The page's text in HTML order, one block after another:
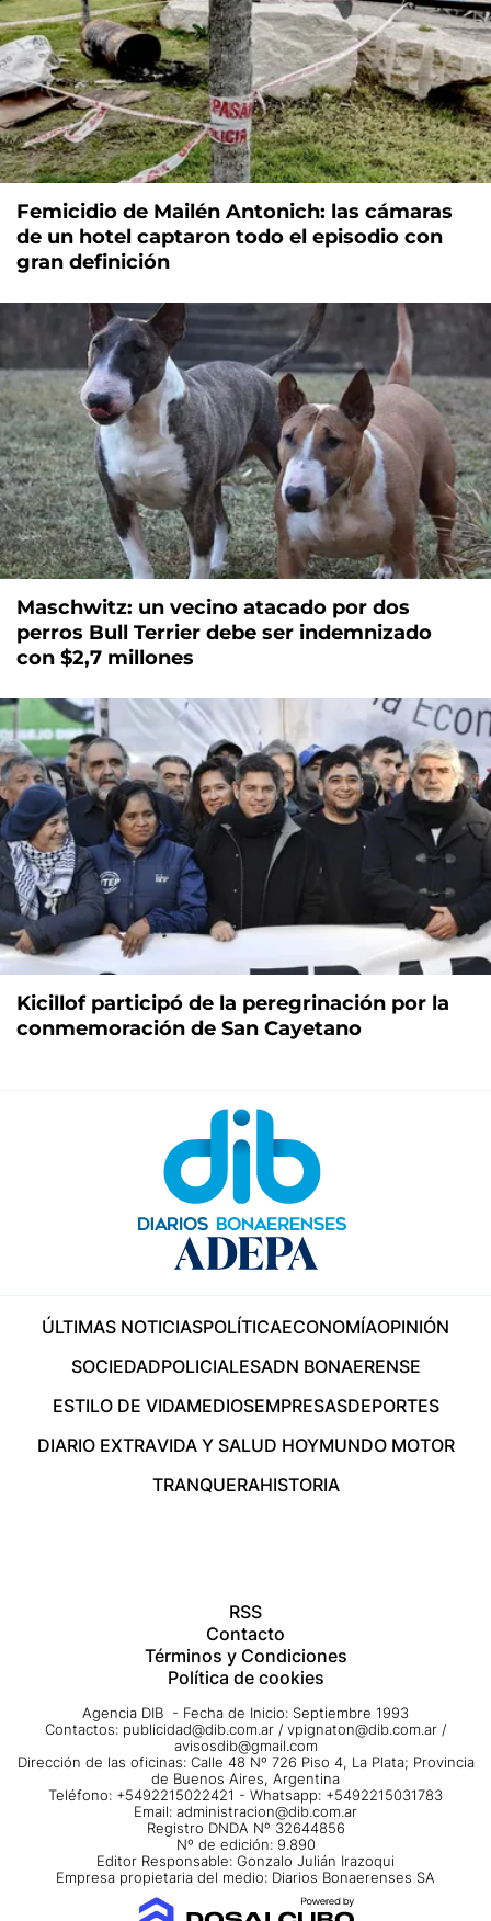
Femicidio de Mailén Antonich: las cámaras
de un hotel captaron todo el episodio con
gran definición
Maschwitz: un vecino atacado por dos
perros Bull Terrier debe ser indemnizado
con $2,7 millones
Kicillof participó de la peregrinación por la
conmemoración de San Cayetano
ÚLTIMAS NOTICIASPOLÍTICAECONOMÍAOPINIÓN
SOCIEDADPOLICIALESADN BONAERENSE
ESTILO DE VIDAMEDIOSEMPRESASDEPORTES
DIARIO EXTRAVIDA Y SALUD HOYMUNDO MOTOR
TRANQUERAHISTORIA
RSS
Contacto
Términos y Condiciones
Política de cookies
Agencia DIB - Fecha de Inicio: Septiembre 1993
Contactos: publicidad@dib.com.ar / vpignaton@dib.com.ar /
avisosdib@gmail.com
Dirección de las oficinas: Calle 48 Nº 726 Piso 4, La Plata; Provincia
de Buenos Aires, Argentina
Teléfono: +5492215022421 - Whatsapp: +5492215031783
Email: administracion@dib.com.ar
Registro DNDA Nº 32644856
Nº de edición: 9.890
Editor Responsable: Gonzalo Julián Irazoqui
Empresa propietaria del medio: Diarios Bonaerenses SA